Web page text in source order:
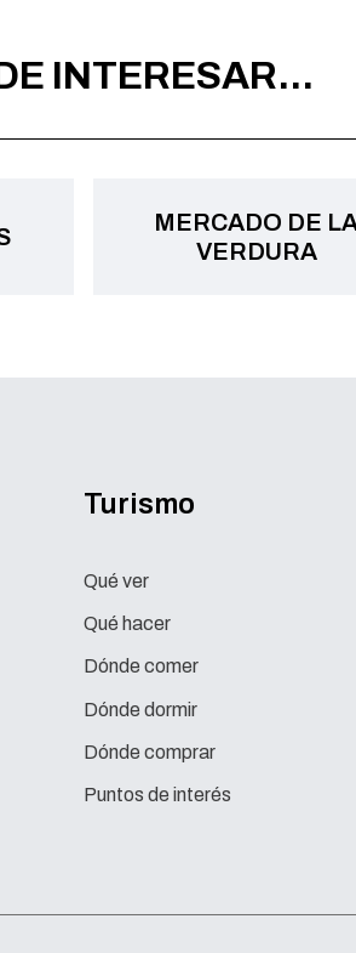
INTERESAR...
MERCADO DE
VERDURA
Turismo
Qué ver
Qué hacer
Dónde comer
Dónde dormir
Dónde comprar
Puntos de interés